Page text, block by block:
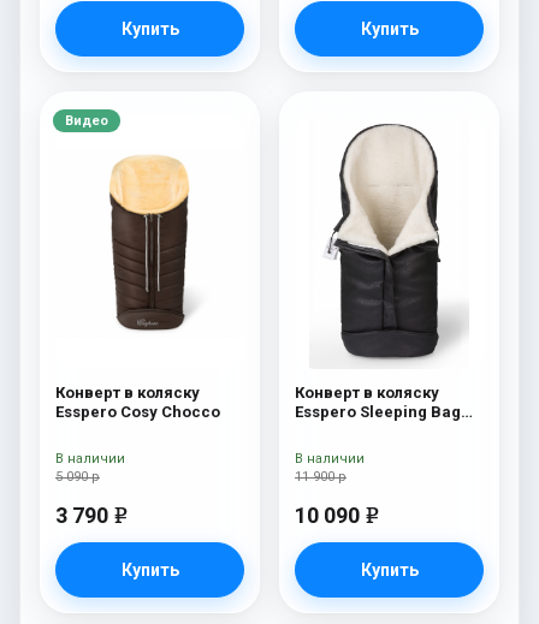
Купить Купить
Видео
Конверт в коляску
Esspero Cosy Chocco
5 090 р
3 790 e
Купить
В наличии
Конверт в коляску
Esspero Sleeping Bag
100% шерсть) Black
11 900 р
10 090 e
Купить
В наличии